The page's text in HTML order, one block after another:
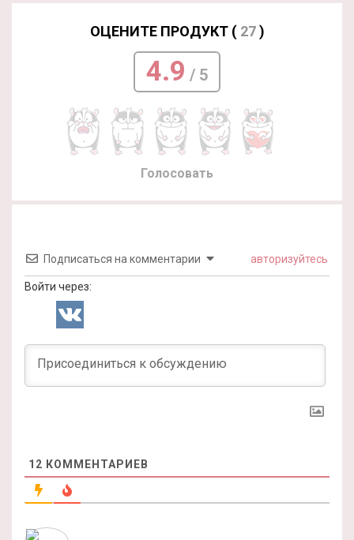
ОЦЕНИТЕ ПРОДУКТ ( 27)
4.9 / 5
Голосовать
Подписаться на комментарии авторизуйтесь
Войти через:
12 КОММЕНТАРИЕВ